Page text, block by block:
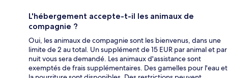
L'hébergement accepte-t-il les animaux de
compagnie ?
Oui, les animaux de compagnie sont les bienvenus, dans une
limite de 2 au total. Un supplément de 15 EUR par animal et par
nuit vous sera demandé. Les animaux d'assistance sont
exemptés de frais supplémentaires. Des gamelles pour l'eau et